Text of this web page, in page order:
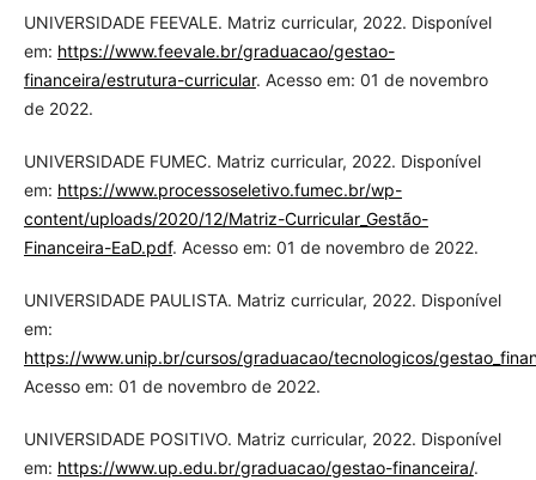
UNIVERSIDADE FEEVALE. Matriz curricular, 2022. Disponível
em: https://www.feevale.br/graduacao/gestao-
financeira/estrutura-curricular. Acesso em: 01 de novembro
de 2022.
UNIVERSIDADE FUMEC. Matriz curricular, 2022. Disponível
em: https://www.processoseletivo.fumec.br/wp-
content/uploads/2020/12/Matriz-Curricular_Gestão-
Financeira-EaD.pdf. Acesso em: 01 de novembro de 2022.
UNIVERSIDADE PAULISTA. Matriz curricular, 2022. Disponível
em:
https://www.unip.br/cursos/graduacao/tecnologicos/
Acesso em: 01 de novembro de 2022.
UNIVERSIDADE POSITIVO. Matriz curricular, 2022. Disponível
em: https://www.up.edu.br/graduacao/gestao-financeira/.